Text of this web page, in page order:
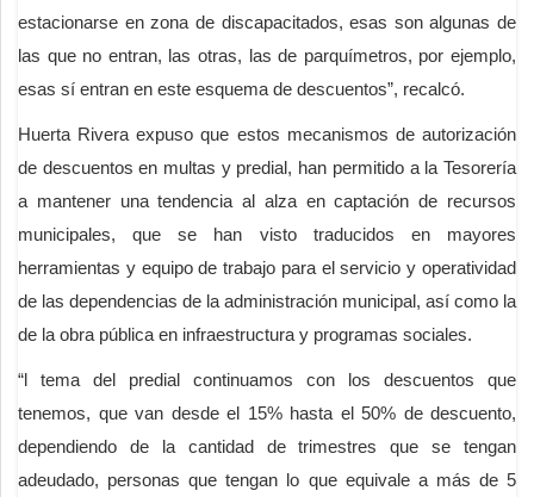
estacionarse en zona de discapacitados, esas son algunas de
las que no entran, las otras, las de parquímetros, por ejemplo,
esas sí entran en este esquema de descuentos”, recalcó.
Huerta Rivera expuso que estos mecanismos de autorización
de descuentos en multas y predial, han permitido a la Tesorería
a mantener una tendencia al alza en captación de recursos
municipales, que se han visto traducidos en mayores
herramientas y equipo de trabajo para el servicio y operatividad
de las dependencias de la administración municipal, así como la
de la obra pública en infraestructura y programas sociales.
“l tema del predial continuamos con los descuentos que
tenemos, que van desde el 15% hasta el 50% de descuento,
dependiendo de la cantidad de trimestres que se tengan
adeudado, personas que tengan lo que equivale a más de 5